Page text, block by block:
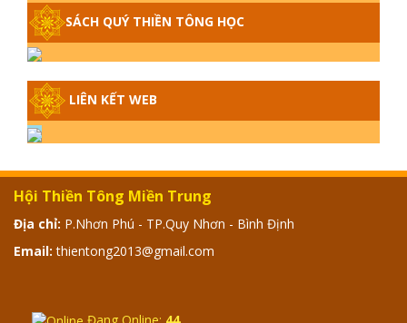
GIẢI ĐÁP THIỀN TÔNG ĐẶC BIỆT -
P14 - NGUỒN GỐC ÂM LỊCH DƯƠNG
LỊCH - TẦNG BÌNH LƯU LỚN ĐẾN
ĐÂU
GIẢI ĐÁP THIỀN TÔNG ĐẶC BIỆT -
GIẢI ĐÁP THIỀN TÔNG ĐẶC BIỆT -
P12 - SỰ THẬT VỀ ĐẠI HỒNG THỦY?
TRỜI ĐÁNH THÁNH ĐÂM THẦN VẶN
HỌNG?
SÁCH QUÝ THIỀN TÔNG HỌC
LIÊN KẾT WEB
Hội Thiền Tông Miền Trung
Địa chỉ: P.Nhơn Phú - TP.Quy Nhơn - Bình Định
Email: thientong2013@gmail.com